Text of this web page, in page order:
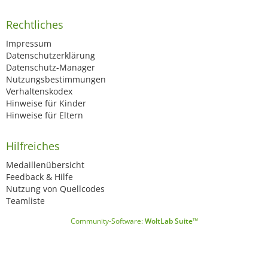
Rechtliches
Impressum
Datenschutzerklärung
Datenschutz-Manager
Nutzungsbestimmungen
Verhaltenskodex
Hinweise für Kinder
Hinweise für Eltern
Hilfreiches
Medaillenübersicht
Feedback & Hilfe
Nutzung von Quellcodes
Teamliste
Community-Software:WoltLab Suite™